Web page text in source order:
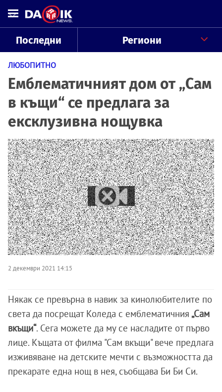
Последни Региони
ЛЮБОПИТНО
Емблематичният дом от „Сам
в къщи“ се предлага за
ексклузивна нощувка
2 декември 2021 14:15
Някак се превърна в навик за кинолюбителите по
света да посрещат Коледа с емблематичния „Сам
вкъщи“. Сега можете да му се насладите от първо
лице. Къщата от филма "Сам вкъщи" вече предлага
изживяване на детските мечти с възможността да
прекарате една нощ в нея, съобщава Би Би Си.